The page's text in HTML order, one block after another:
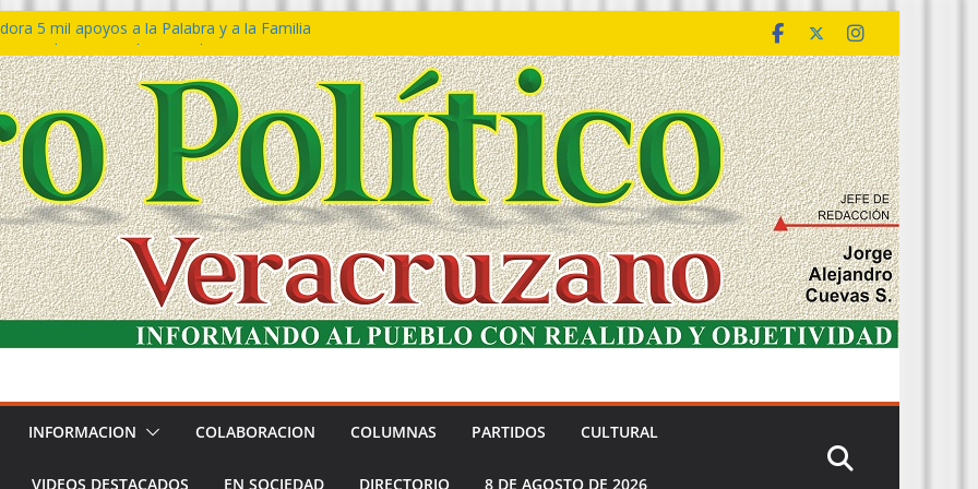
5 mil apoyos a la Palabra y a la Familia
Declaraciones de Procedencia en contra
𝙂𝙤𝙗𝙞𝙚𝙧𝙣𝙤 𝙙𝙚𝙡 𝙀𝙨𝙩𝙖𝙙𝙤 𝙖 𝙙𝙞𝙨𝙛𝙧𝙪𝙩𝙖𝙧
𝙙𝙚𝙡 𝙈𝙖𝙧 𝙚𝙣 𝘾𝙤𝙖𝙩𝙯𝙖𝙘𝙤𝙖𝙡𝙘𝙤𝙨
de policías con vocación de servicio y
SSP
Bravo rechaza acusaciones y asegura que
solicitud de desafuero
INFORMACION COLABORACION COLUMNAS PARTIDOS CULTURAL
VIDEOS DESTACADOS EN SOCIEDAD DIRECTORIO 8 DE AGOSTO DE 2026